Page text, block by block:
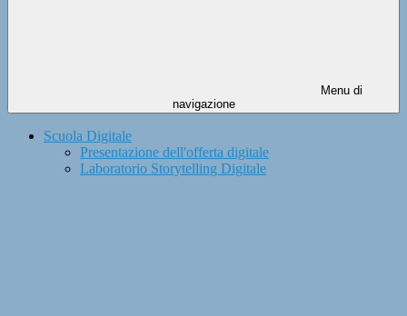
Menu di
navigazione
Scuola Digitale
Presentazione dell'offerta digitale
Laboratorio Storytelling Digitale